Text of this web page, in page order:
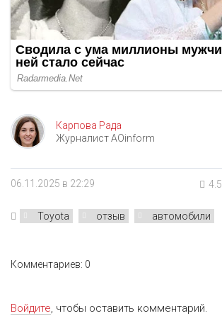
Карпова Рада
Журналист AOinform
06.11.2025 в 22:29 4.5
Toyota отзыв автомобили
Комментариев: 0
Войдите, чтобы оставить комментарий.